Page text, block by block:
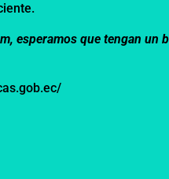
esperamos que tengan un